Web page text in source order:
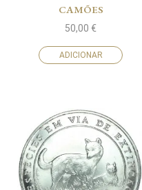
CAMÕES
50,00 €
ADICIONAR